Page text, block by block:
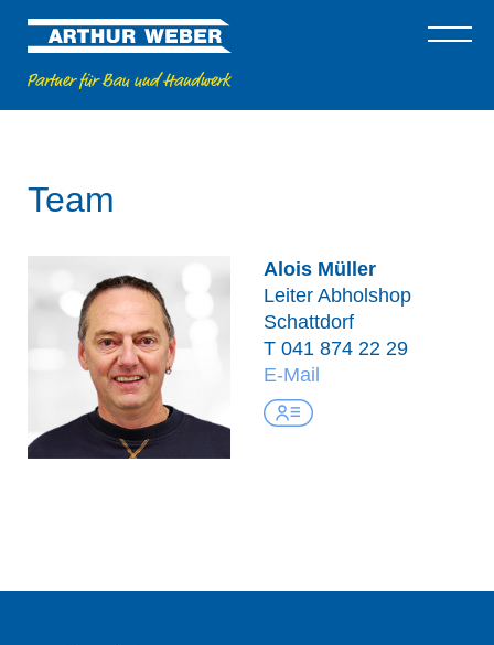
Team
Alois Müller
Leiter Abholshop
Schattdorf
T 041 874 22 29
E-Mail